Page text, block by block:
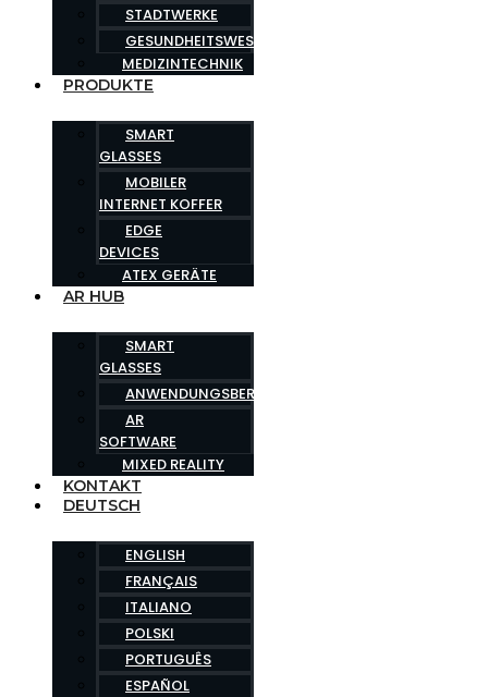
STADTWERKE
GESUNDHEITSWESEN
MEDIZINTECHNIK
PRODUKTE
SMART
GLASSES
MOBILER
INTERNET KOFFER
EDGE
DEVICES
ATEX GERÄTE
AR HUB
SMART
GLASSES
ANWENDUNGSBEREICHE
AR
SOFTWARE
MIXED REALITY
KONTAKT
DEUTSCH
ENGLISH
FRANÇAIS
ITALIANO
POLSKI
PORTUGUÊS
ESPAÑOL